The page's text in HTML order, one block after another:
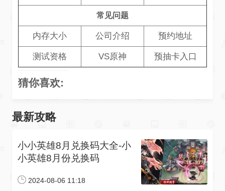
常见问题
内存大小 公司介绍 预约地址
测试资格 VS原神 预抽卡入口
猜你喜欢:
最新攻略
小小英雄8月兑换码大全-小
小英雄8月份兑换码
2024-08-06 11:18